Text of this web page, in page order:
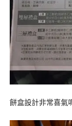
餅盒設計非常喜氣